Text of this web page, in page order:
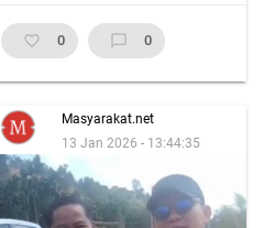
favorite_border 0 chat_bubble_outline 0
Masyarakat.net
13 Jan 2026 - 13:44:35